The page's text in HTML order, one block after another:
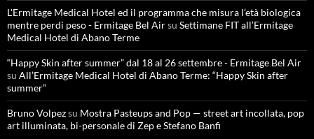
L'Ermitage Medical Hotel ed il programma che misura l’età biologica
mentre perdi peso - Ermitage Bel Airsu Settimane FIT all’Ermitage
Medical Hotel di Abano Terme
“Happy Skin after summer” dal 18 al 26 settembre - Ermitage Bel Air
su All’Ermitage Medical Hotel di Abano Terme: “Happy Skin after
summer”
Bruno Volpezsu Mostra Pasteups and Pop — street art incollata, pop
art illuminata, bi-personale di Zep e Stefano Banfi